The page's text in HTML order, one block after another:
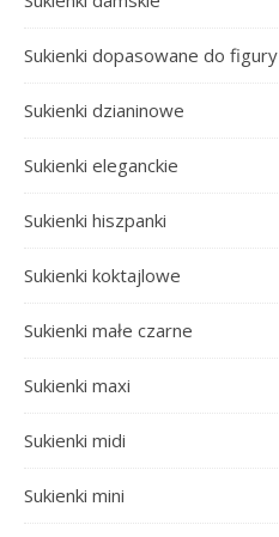
Sukienki dopasowane do figury
Sukienki dzianinowe
Sukienki eleganckie
Sukienki hiszpanki
Sukienki koktajlowe
Sukienki małe czarne
Sukienki maxi
Sukienki midi
Sukienki mini